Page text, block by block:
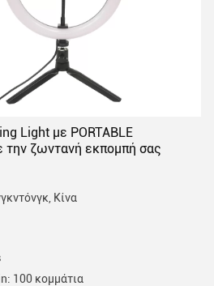
Light με PORTABLE
ζωντανή εκπομπή σας
Κίνα
100 κομμάτια